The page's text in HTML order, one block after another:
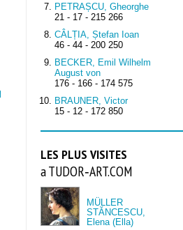
PETRAȘCU, Gheorghe
21 - 17 - 215 266
CÂLȚIA, Ștefan Ioan
46 - 44 - 200 250
BECKER, Emil Wilhelm
August von
176 - 166 - 174 575
BRAUNER, Victor
15 - 12 - 172 850
LES PLUS VISITES
a TUDOR‑ART.COM
MÜLLER
STĂNCESCU,
Elena (Ella)